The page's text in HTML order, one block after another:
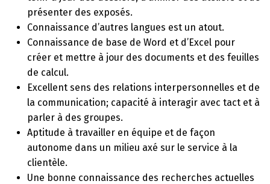
présenter des exposés.
Connaissance d’autres langues est un atout.
Connaissance de base de Word et d’Excel pour
créer et mettre à jour des documents et des feuilles
de calcul.
Excellent sens des relations interpersonnelles et de
la communication; capacité à interagir avec tact et à
parler à des groupes.
Aptitude à travailler en équipe et de façon
autonome dans un milieu axé sur le service à la
clientèle.
Une bonne connaissance des recherches actuelles